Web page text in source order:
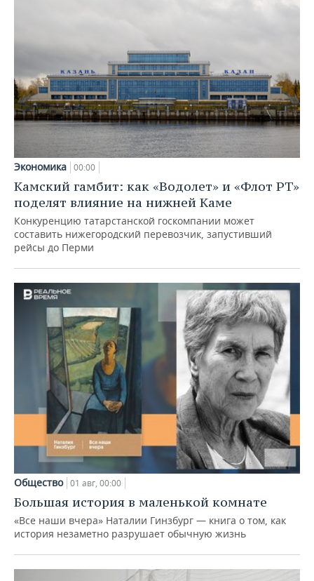
Экономика 00:00
Камский гамбит: как «Водолет» и «Флот РТ»
поделят влияние на нижней Каме
Конкуренцию татарстанской госкомпании может
составить нижегородский перевозчик, запустивший
рейсы до Перми
Общество 01 авг, 00:00
Большая история в маленькой комнате
«Все наши вчера» Наталии Гинзбург — книга о том, как
история незаметно разрушает обычную жизнь